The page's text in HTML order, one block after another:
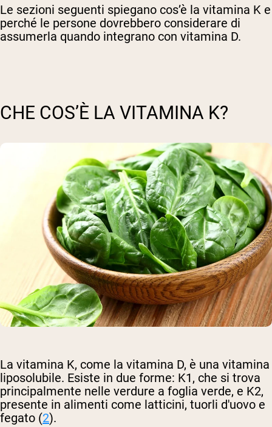
Le sezioni seguenti spiegano cos’è la vitamina K e
perché le persone dovrebbero considerare di
assumerla quando integrano con vitamina D.
CHE COS’È LA VITAMINA K?
La vitamina K, come la vitamina D, è una vitamina
liposolubile. Esiste in due forme: K1, che si trova
principalmente nelle verdure a foglia verde, e K2,
presente in alimenti come latticini, tuorli d'uovo e
fegato (2).